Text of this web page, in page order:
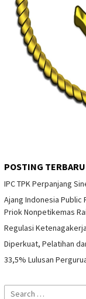
POSTING TERBARU
IPC TPK Perpanjang
Ajang Indonesia Public
Priok Nonpetikemas
Regulasi
Diperkuat, Pelatihan
33,5% Lulusan
Search